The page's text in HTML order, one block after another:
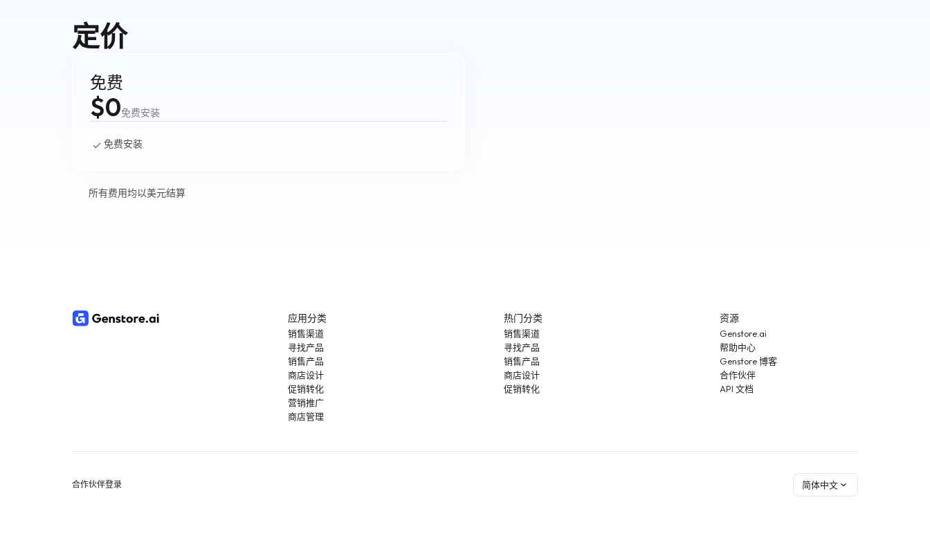
定价
免费
$0免费安装
免费安装
所有费用均以美元结算
应用分类
销售渠道
寻找产品
销售产品
商店设计
促销转化
营销推广
商店管理
热门分类
销售渠道
寻找产品
销售产品
商店设计
促销转化
资源
Genstore.ai
帮助中心
Genstore 博客
合作伙伴
API 文档
合作伙伴登录 简体中文